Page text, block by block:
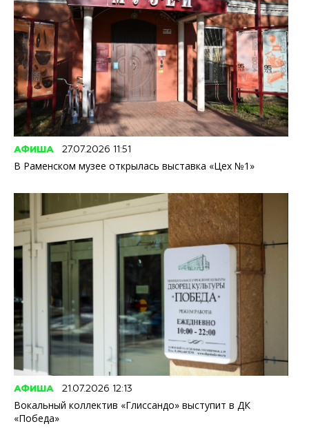
АФИША 27.07.2026 11:51
В Раменском музее открылась выставка «Цех №1»
АФИША 21.07.2026 12:13
Вокальный коллектив «Глиссандо» выступит в ДК
«Победа»